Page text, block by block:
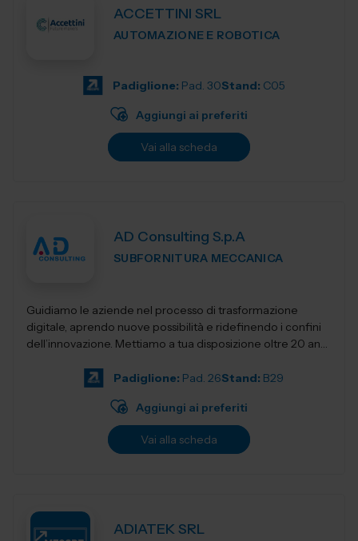
ACCETTINI SRL
AUTOMAZIONE E ROBOTICA
Padiglione: Pad. 30Stand: C05
Aggiungi ai preferiti
Vai alla scheda
AD Consulting S.p.A
SUBFORNITURA MECCANICA
Guidiamo le aziende nel processo di trasformazione
digitale, aprendo nuove possibilità e ridefinendo i confini
dell’innovazione. Mettiamo a tua disposizione oltre 20 anni
Padiglione: Pad. 26Stand: B29
Aggiungi ai preferiti
Vai alla scheda
ADIATEK SRL